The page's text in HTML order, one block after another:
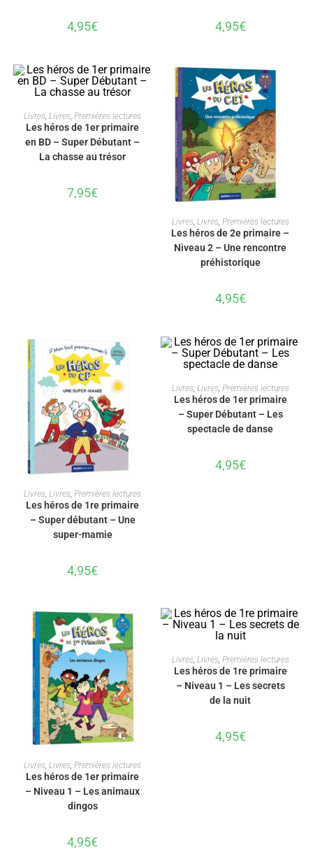
4,95€ 4,95€
AJOUTER AU PANIER
Livres,Livres,Premières lectures
Les héros de 1er primaire
en BD – Super Débutant –
La chasse au trésor
7,95€
AJOUTER AU PANIER
Livres, Livres, Premières lectures
Les héros de 2e primaire –
Niveau 2 – Une rencontre
préhistorique
4,95€
AJOUTER AU PANIER
Livres ,Livres ,Premières lectures
Les héros de 1re primaire
– Super débutant – Une
super-mamie
4,95€
AJOUTER AU PANIER
Livres, Livres, Premières lectures
Les héros de 1er primaire
– Super Débutant – Les
spectacle de danse
4,95€
AJOUTER AU PANIER
Livres,Livres,Premières lectures
Les héros de 1er primaire
– Niveau 1 – Les animaux
dingos
4,95€
AJOUTER AU PANIER
Livres, Livres, Premières lectures
Les héros de 1re primaire
– Niveau 1 – Les secrets
de la nuit
4,95€